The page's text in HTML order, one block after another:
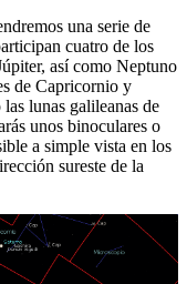
una serie de
cuatro de los
así como Neptuno
de Capricornio y
lunas galileanas de
unos binoculares o
a simple vista en los
sureste de la